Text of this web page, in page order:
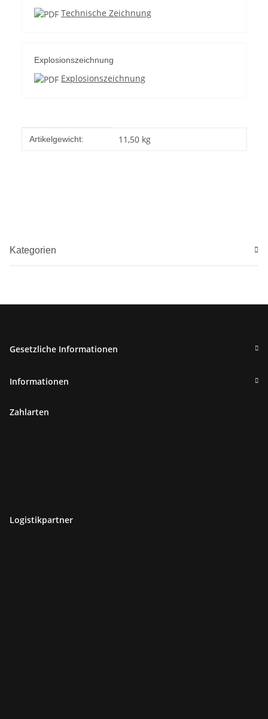
Technische Zeichnung
Explosionszeichnung
Explosionszeichnung
Produkteigenschaft
Wert
Artikelgewicht: 11,50 kg
Kategorien
Gesetzliche Informationen
Informationen
Zahlarten
Logistikpartner